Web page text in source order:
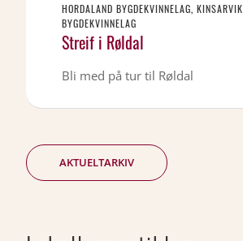
HORDALAND BYGDEKVINNELAG, KINSARVIK
BYGDEKVINNELAG
Streif i Røldal
Bli med på tur til Røldal
AKTUELTARKIV